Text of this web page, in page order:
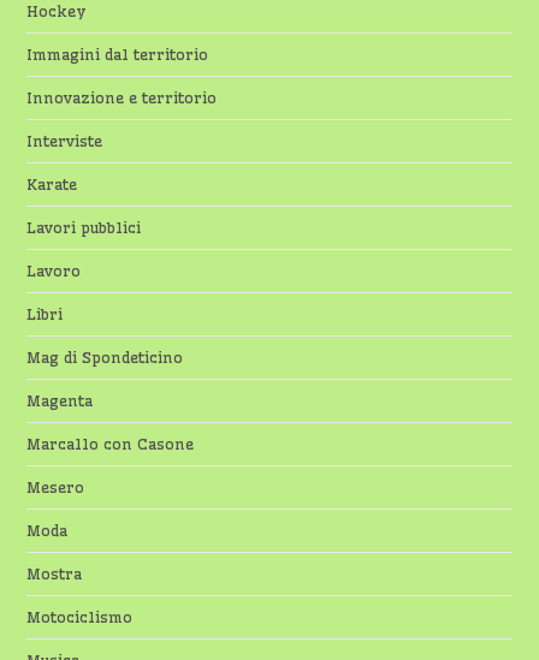
Hockey
Immagini dal territorio
Innovazione e territorio
Interviste
Karate
Lavori pubblici
Lavoro
Libri
Mag di Spondeticino
Magenta
Marcallo con Casone
Mesero
Moda
Mostra
Motociclismo